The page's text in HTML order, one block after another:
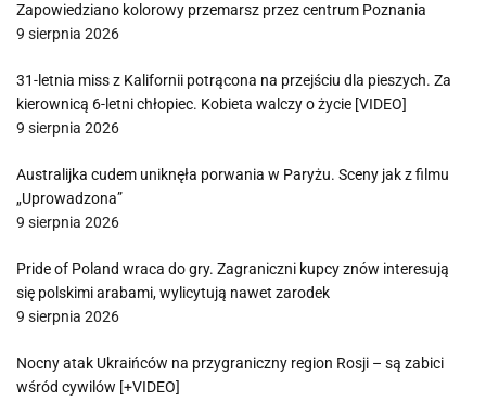
Zapowiedziano kolorowy przemarsz przez centrum Poznania
9 sierpnia 2026
31-letnia miss z Kalifornii potrącona na przejściu dla pieszych. Za
kierownicą 6-letni chłopiec. Kobieta walczy o życie [VIDEO]
9 sierpnia 2026
Australijka cudem uniknęła porwania w Paryżu. Sceny jak z filmu
„Uprowadzona”
9 sierpnia 2026
Pride of Poland wraca do gry. Zagraniczni kupcy znów interesują
się polskimi arabami, wylicytują nawet zarodek
9 sierpnia 2026
Nocny atak Ukraińców na przygraniczny region Rosji – są zabici
wśród cywilów [+VIDEO]